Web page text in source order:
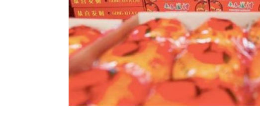
Ruang Tamu
Direktori
Interior Design
Landskap
DIY
Bilik Air
Bilik Tidur
Dapur